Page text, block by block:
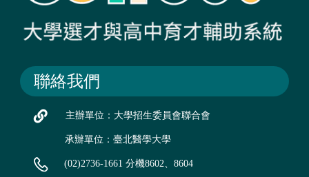
聯絡我們
主辦單位：大學招生委員會聯合會
承辦單位：臺北醫學大學
(02)2736-1661 分機8602、8604